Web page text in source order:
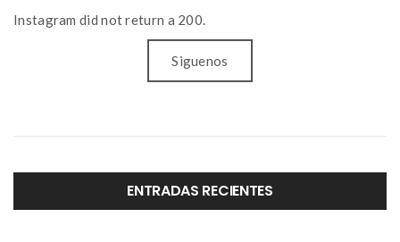
Instagram did not return a 200.
Siguenos
ENTRADAS RECIENTES